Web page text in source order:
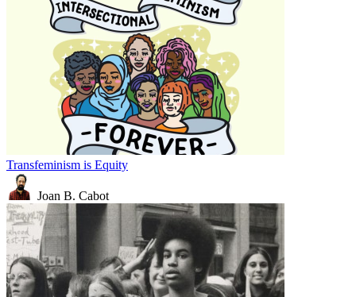
Transfeminism is Equity
Joan B. Cabot